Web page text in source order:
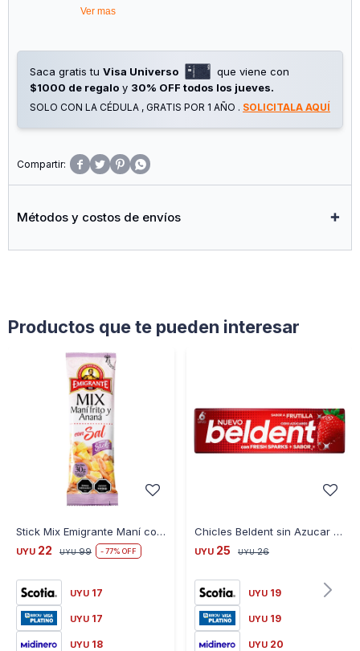
Ver mas
Saca gratis tu Visa Universo
que viene con
$1000 de regalo y 30% OFF todos los jueves.
SOLO CON LA CÉDULA , GRATIS POR 1 AÑO . SOLICITALA AQUÍ
   
Métodos y costos de envíos
Productos que te pueden interesar
Stick Mix Emigrante Maní con Sal y Ananá 30G
UYU 22 UYU 99 77
UYU 17
UYU 17
UYU 18
Chicles Beldent sin Azucar - FRUTILLA
UYU 25 UYU 26
UYU 19
UYU 19
UYU 20